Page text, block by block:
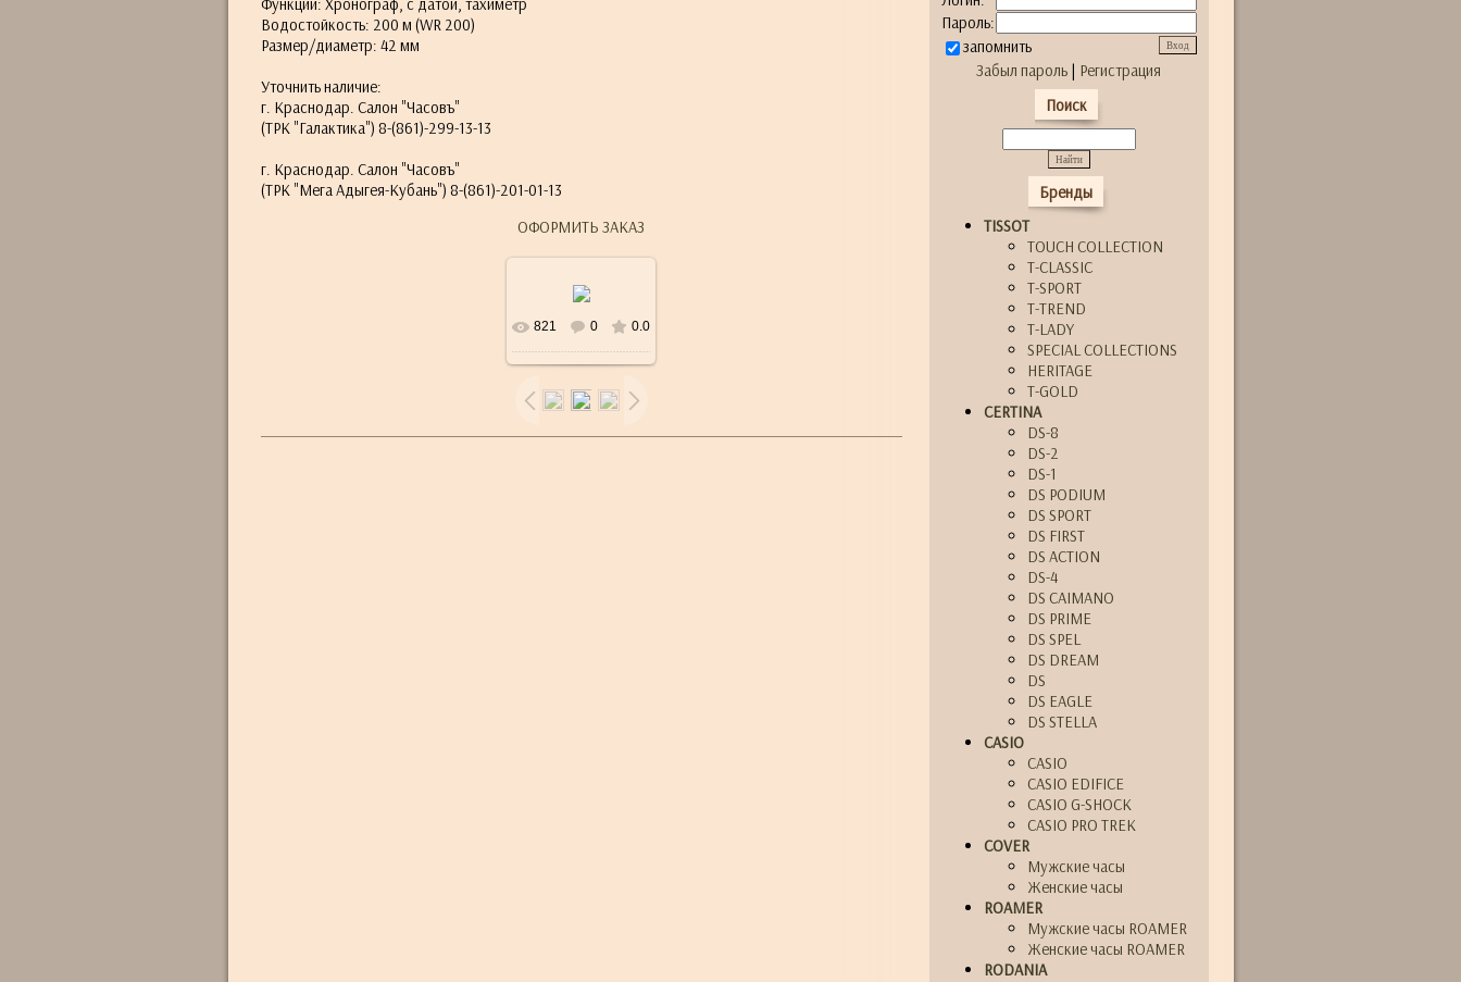
Водостойкость: 200 м (WR 200)
Размер/диаметр: 42 мм
Уточнить наличие:
г. Краснодар. Салон "Часовъ"
(ТРК "Галактика") 8-(861)-299-13-13
г. Краснодар. Салон "Часовъ"
(ТРК "Мега Адыгея-Кубань") 8-(861)-201-01-13
ОФОРМИТЬ ЗАКАЗ
В реальном
25.0Kb
821 0 0.0
Пароль:
запомнить
Забыл пароль | Регистрация
Поиск
Бренды
TISSOT
TOUCH COLLECTION
T-CLASSIC
T-SPORT
T-TREND
T-LADY
SPECIAL COLLECTIONS
HERITAGE
T-GOLD
CERTINA
DS-8
DS-2
DS-1
DS PODIUM
DS SPORT
DS FIRST
DS ACTION
DS-4
DS CAIMANO
DS PRIME
DS SPEL
DS DREAM
DS
DS EAGLE
DS STELLA
CASIO
CASIO
CASIO EDIFICE
CASIO G-SHOCK
CASIO PRO TREK
COVER
Мужские часы
Женские часы
ROAMER
Мужские часы ROAMER
Женские часы ROAMER
RODANIA